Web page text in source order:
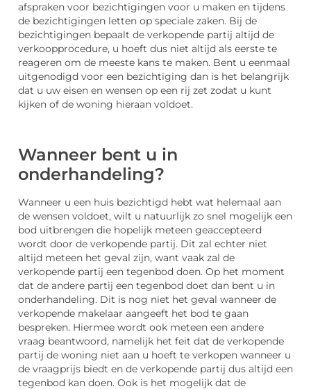
afspraken voor bezichtigingen voor u maken en tijdens
de bezichtigingen letten op speciale zaken. Bij de
bezichtigingen bepaalt de verkopende partij altijd de
verkoopprocedure, u hoeft dus niet altijd als eerste te
reageren om de meeste kans te maken. Bent u eenmaal
uitgenodigd voor een bezichtiging dan is het belangrijk
dat u uw eisen en wensen op een rij zet zodat u kunt
kijken of de woning hieraan voldoet.
Wanneer bent u in
onderhandeling?
Wanneer u een huis bezichtigd hebt wat helemaal aan
de wensen voldoet, wilt u natuurlijk zo snel mogelijk een
bod uitbrengen die hopelijk meteen geaccepteerd
wordt door de verkopende partij. Dit zal echter niet
altijd meteen het geval zijn, want vaak zal de
verkopende partij een tegenbod doen. Op het moment
dat de andere partij een tegenbod doet dan bent u in
onderhandeling. Dit is nog niet het geval wanneer de
verkopende makelaar aangeeft het bod te gaan
bespreken. Hiermee wordt ook meteen een andere
vraag beantwoord, namelijk het feit dat de verkopende
partij de woning niet aan u hoeft te verkopen wanneer u
de vraagprijs biedt en de verkopende partij dus altijd een
tegenbod kan doen. Ook is het mogelijk dat de